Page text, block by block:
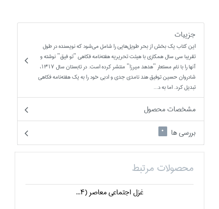
جزییات
اين کتاب يک بخش از بحر طويل‌هايي را شامل مي‌شود که نويسنده در طول
تقريبا سي سال همکاري با هيئت تحريريه هفته‌نامه فکاهي "تو فيق" نوشته و
آنها را با نام مستعار "هدهد ميرزا" منتشر کرده است. در تابستان سال 1317،
شادروان حسين توفيق هند نامدي جدي و ادبي خود را به يک هفته‌نامه فکاهي
تبديل کرد. اما به د...
مشخصات محصول
بررسی ها
0
محصولات مرتبط
غزل اجتماعي معاصر (4...